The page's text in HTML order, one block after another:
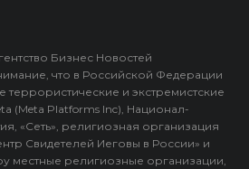
Бизнес Новостей
что в Российской Федерации
и экстремистские
(Meta Platforms Inc), Национал-
«Сеть», религиозная организация
Свидетелей Иеговы в России» и
местные религиозные организации,